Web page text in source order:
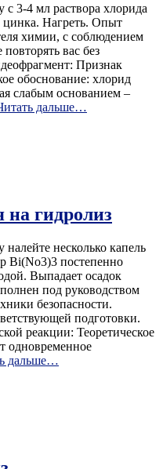
3-4 мл раствора хлорида
цинка. Нагреть. Опыт
химии, с соблюдением
вас без
Признак
обоснование: хлорид
слабым основанием –
дальше…
на гидролиз
несколько капель
Bi(No3)3 постепенно
Выпадает осадок
под руководством
безопасности.
подготовки.
реакции: Теоретическое
одновременное
дальше…